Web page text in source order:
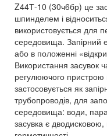
Z44Т-10 (30ч6бр) це
шпинделем і
використовується для
середовища. Запірний
або в положенні
Використання засувок
регулюючого пристрою
застосовується як
трубопроводів, для
середовища: води,
засувка є